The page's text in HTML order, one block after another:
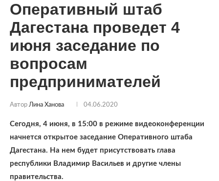
Оперативный штаб
Дагестана проведет 4
июня заседание по
вопросам
предпринимателей
Автор Лина Ханова 04.06.2020
Сегодня, 4 июня, в 15:00 в режиме видеоконференции
начнется открытое заседание Оперативного штаба
Дагестана. На нем будет присутствовать глава
республики Владимир Васильев и другие члены
правительства.